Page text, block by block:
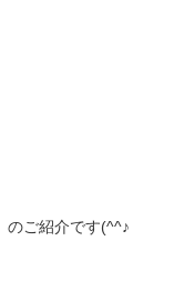
のご紹介です(^^♪